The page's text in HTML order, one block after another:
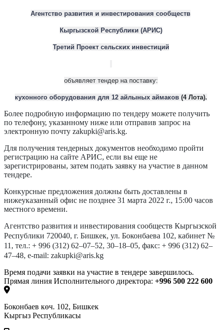
Агентство развития и инвестирования сообществ
Кыргызской Республики (АРИС)
Третий Проект сельских инвестиций
объявляет тендер на поставку:
кухонного оборудования для 12 айлыных аймаков (4 Лота).
Более подробную информацию по тендеру можете получить
по телефону, указанному ниже или отправив запрос на
электронную почту zakupki@aris.kg.
Для получения тендерных документов необходимо пройти
регистрацию на сайте АРИС, если вы еще не
зарегистрированы, затем подать заявку на участие в данном
тендере.
Конкурсные предложения должны быть доставлены в
нижеуказанный офис не позднее 31 марта 2022 г., 15:00 часов
местного времени.
Агентство развития и инвестирования сообществ Кыргызской
Республики 720040, г. Бишкек, ул. Боконбаева 102, кабинет №
11, тел.: + 996 (312) 62–07–52, 30–18–05, факс: + 996 (312) 62–
47–48, e-mail: zakupki@aris.kg
Время подачи заявки на участие в тендере завершилось.
Прямая линия Исполнительного директора: +996 500 222 600
Боконбаев көч. 102, Бишкек
Кыргыз Республикасы